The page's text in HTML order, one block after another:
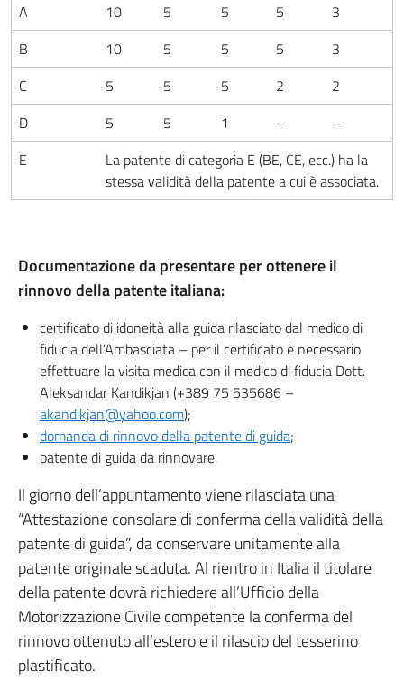
A
10 5 5 5
3
B
10 5 5 5
3
C
5 5 5 2
2
D
5 5 1 –
–
E
La patente di categoria E (BE, CE, ecc.) ha la
stessa validità della patente a cui è associata.
Documentazione da presentare per ottenere il
rinnovo della patente italiana:
certificato di idoneità alla guida rilasciato dal medico di
fiducia dell’Ambasciata – per il certificato è necessario
effettuare la visita medica con il medico di fiducia Dott.
Aleksandar Kandikjan (+389 75 535686 –
akandikjan@yahoo.com);
domanda di rinnovo della patente di guida;
patente di guida da rinnovare.
Il giorno dell’appuntamento viene rilasciata una
“Attestazione consolare di conferma della validità della
patente di guida”, da conservare unitamente alla
patente originale scaduta. Al rientro in Italia il titolare
della patente dovrà richiedere all’Ufficio della
Motorizzazione Civile competente la conferma del
rinnovo ottenuto all’estero e il rilascio del tesserino
plastificato.